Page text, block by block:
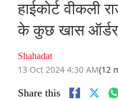
हाईकोर्ट वीकली
के कुछ खास
Shahadat
13 Oct 2024 4:30 AM(12
Share this